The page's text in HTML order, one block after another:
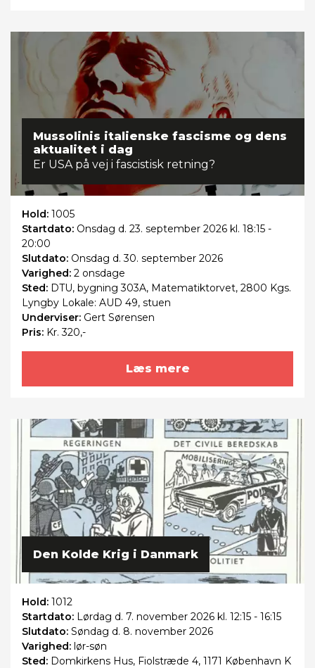
Mussolinis italienske fascisme og dens
aktualitet i dag
Er USA på vej i fascistisk retning?
Hold: 1005
Startdato: Onsdag d. 23. september 2026 kl. 18:15 -
20:00
Slutdato: Onsdag d. 30. september 2026
Varighed: 2 onsdage
Sted: DTU, bygning 303A, Matematiktorvet, 2800 Kgs.
Lyngby Lokale: AUD 49, stuen
Underviser: Gert Sørensen
Pris: Kr. 320,-
Læs mere
Den Kolde Krig i Danmark
Hold: 1012
Startdato: Lørdag d. 7. november 2026 kl. 12:15 - 16:15
Slutdato: Søndag d. 8. november 2026
Varighed: lør-søn
Sted: Domkirkens Hus, Fiolstræde 4, 1171 København K